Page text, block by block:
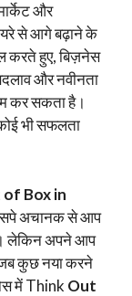
और
से आगे बढ़ाने के
करते हुए, बिज़नेस
और नवीनता
कर सकता है।
भी सफलता
Box in
अचानक से आप
लेकिन अपने आप
कुछ नया करने
में Think Out